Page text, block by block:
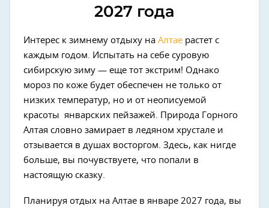
2027 года
Интерес к зимнему отдыху на Алтае растет с
каждым годом. Испытать на себе суровую
сибирскую зиму — еще тот экстрим! Однако
мороз по коже будет обеспечен не только от
низких температур, но и от неописуемой
красоты январских пейзажей. Природа Горного
Алтая словно замирает в ледяном хрустале и
отзывается в душах восторгом. Здесь, как нигде
больше, вы почувствуете, что попали в
настоящую сказку.
Планируя отдых на Алтае в январе 2027 года, вы